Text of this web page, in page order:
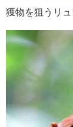
獲物を狙うリュ